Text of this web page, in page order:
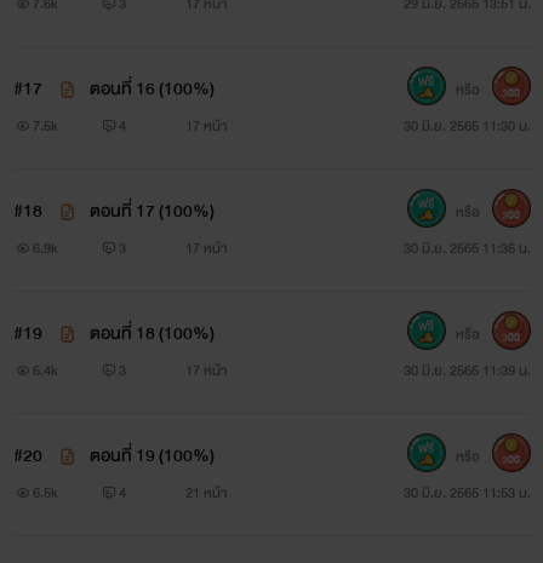
#17 ตอนที่ 16 (100%)
7.5k 4 17 หน้า 30 มิ.ย. 2565 11:30 น.
หรือ 300
#18 ตอนที่ 17 (100%)
6.9k 3 17 หน้า 30 มิ.ย. 2565 11:36 น.
หรือ 300
#19 ตอนที่ 18 (100%)
6.4k 3 17 หน้า 30 มิ.ย. 2565 11:39 น.
หรือ 300
#20 ตอนที่ 19 (100%)
6.5k 4 21 หน้า 30 มิ.ย. 2565 11:53 น.
หรือ 300